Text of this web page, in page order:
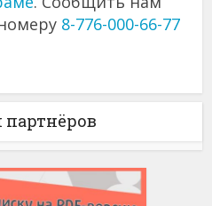
8-776-000-66-77
партнёров